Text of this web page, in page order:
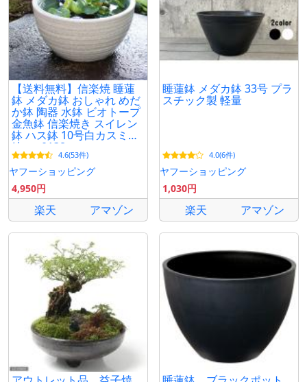
【送料無料】信楽焼 睡蓮
鉢 メダカ鉢 おしゃれ めだ
か鉢 陶器 水鉢 ビオトープ
金魚鉢 信楽焼き スイレン
鉢 ハス鉢 10号白カスミ水
鉢 su-0138
4.6(53件)
ヤフーショッピング
4,950円
楽天 アマゾン
睡蓮鉢 メダカ鉢 33号 プラ
スチック製 軽量
4.0(6件)
ヤフーショッピング
1,030円
楽天 アマゾン